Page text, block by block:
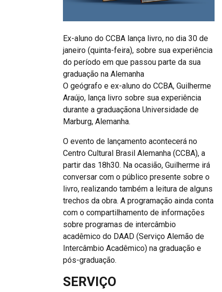
Ex-aluno do CCBA lança livro, no dia 30 de
janeiro (quinta-feira), sobre sua experiência
do período em que passou parte da sua
graduação na Alemanha
O geógrafo e ex-aluno do CCBA, Guilherme
Araújo, lança livro sobre sua experiência
durante a graduaçãona Universidade de
Marburg, Alemanha.
O evento de lançamento acontecerá no
Centro Cultural Brasil Alemanha (CCBA), a
partir das 18h30. Na ocasião, Guilherme irá
conversar com o público presente sobre o
livro, realizando também a leitura de alguns
trechos da obra. A programação ainda conta
com o compartilhamento de informações
sobre programas de intercâmbio
acadêmico do DAAD (Serviço Alemão de
Intercâmbio Acadêmico) na graduação e
pós-graduação.
SERVIÇO